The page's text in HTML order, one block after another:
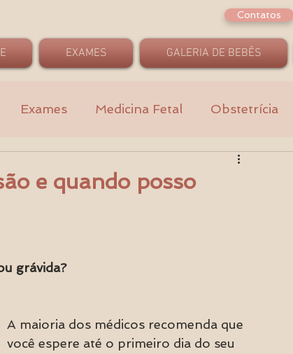
Contatos
EXAMES GALERIA DE BEBÊS
Exames Medicina Fetal Obstetrícia
e quando posso
grávida?
​​A maioria dos médicos recomenda que
você espere até o primeiro dia do seu